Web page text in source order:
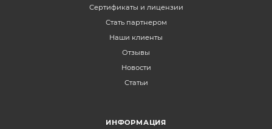
Сертификаты и лицензии
Стать партнером
Наши клиенты
Отзывы
Новости
Статьи
ИНФОРМАЦИЯ